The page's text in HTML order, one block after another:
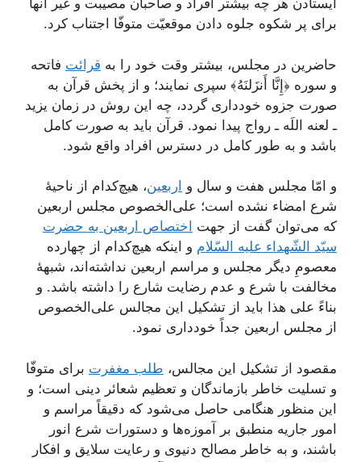
ایستادن هر چه بیشتر افراد و صاحبان مصیبت و غیر آنها
برای پر شکوه جلوه دادن موقعیّت متوفّا اجتناب کرد.
حاضرین در مجلس، بیشتر وقت خود را به قرائت فاتحه
و سوره ﴿إِنَّا أَنزَلنَهُ﴾ سپری نمایند؛ و از پخش قرآن به
صورت جزوه خودداری گردد، چه این روش در زمان یزید
ـ لعنه اللَه ـ رواج پیدا نمود. قرآن باید به صورت کامل
باشد و به طور کامل در دسترس افراد واقع شود.
و امّا مجلس هفت و سال و اربعین، هیچ‌کدام از ناحیۀ
شرع امضاء نشده است؛ علی‌الخصوص مجلس اربعین
که می‌توان گفت از جهت اختصاص اربعین به حضرت
سیّد الشّهداء علیه السّلام و اینکه هیچ‌کدام از چهارده
معصومِ دیگر مجلس و مراسم اربعین نداشته‌اند، شبهۀ
مخالفت با شرع و عدم رضایت شارع را داشته باشد. و
بناءً علی هذا باید از تشکیل این مجالس علی‌الخصوص
از مجلس اربعین جداً خودداری نمود.
مقصود از تشکیل این مجالس، طلب مغفرت برای متوفّا
و تسلیت خاطر بازماندگان و تعظیم شعائر دینی است؛ و
این منظور هنگامی حاصل می‌شود که دقیقاً مراسم و
امور جاریه منطبق بر آموزه‌ها و دستورات شرع انور
باشند، و به خاطر مصالح دنیوی و رعایت سلایق و افکار